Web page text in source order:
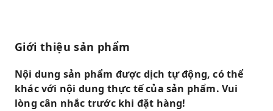
Giới thiệu sản phẩm
Nội dung sản phẩm được dịch tự động, có thể
khác với nội dung thực tế của sản phẩm. Vui
lòng cân nhắc trước khi đặt hàng!